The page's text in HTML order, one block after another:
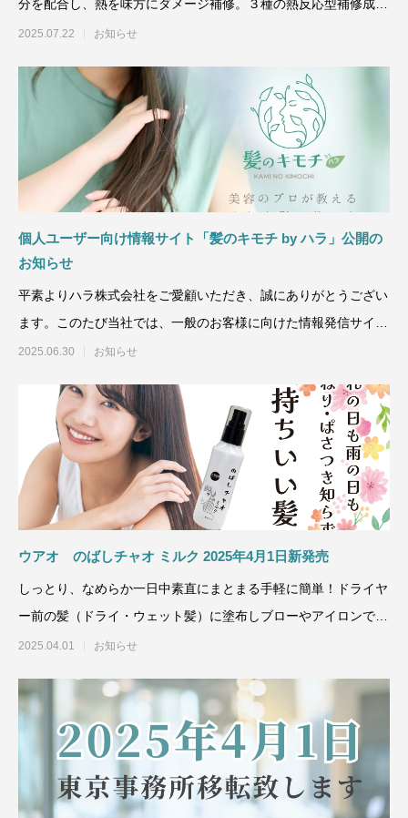
分を配合し、熱を味方にダメージ補修。３種の熱反応型補修成分
を配合した洗い流
2025.07.22 お知らせ
個人ユーザー向け情報サイト「髪のキモチ by ハラ」公開の
お知らせ
平素よりハラ株式会社をご愛顧いただき、誠にありがとうござい
ます。このたび当社では、一般のお客様に向けた情報発信サイト
「髪のキモチ
2025.06.30 お知らせ
ウアオ のばしチャオ ミルク 2025年4月1日新発売
しっとり、なめらか一日中素直にまとまる手軽に簡単！ドライヤ
ー前の髪（ドライ・ウェット髪）に塗布しブローやアイロンでス
タイリングするだけで
2025.04.01 お知らせ